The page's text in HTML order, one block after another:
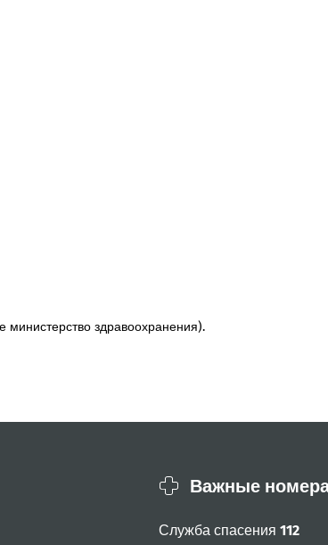
здравоохранения).
Важные
Служба спасения 112